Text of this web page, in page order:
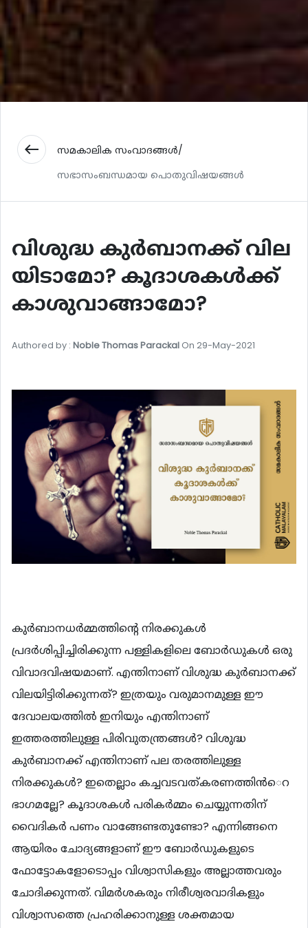
west
സമകാലിക സംവാദങ്ങൾ/
സഭാസംബന്ധമായ പൊതുവിഷയങ്ങൾ
വിശുദ്ധ കുര്‍ബാനക്ക് വില
യിടാമോ? കൂദാശകള്‍ക്ക്
കാശുവാങ്ങാമോ?
Authored by : Noble Thomas Parackal On 29-May-2021
കുര്‍ബാനധര്‍മ്മത്തിന്‍റെ നിരക്കുകള്‍
പ്രദര്‍ശിപ്പിച്ചിരിക്കുന്ന പള്ളികളിലെ ബോര്‍ഡുകള്‍ ഒരു
വിവാദവിഷയമാണ്. എന്തിനാണ് വിശുദ്ധ കുര്‍ബാനക്ക്
വിലയിട്ടിരിക്കുന്നത്? ഇത്രയും വരുമാനമുള്ള ഈ
ദേവാലയത്തില്‍ ഇനിയും എന്തിനാണ്
ഇത്തരത്തിലുള്ള പിരിവുതന്ത്രങ്ങള്‍? വിശുദ്ധ
കുര്‍ബാനക്ക് എന്തിനാണ് പല തരത്തിലുള്ള
നിരക്കുകള്‍? ഇതെല്ലാം കച്ചവടവത്കരണത്തിന്‍െറ
ഭാഗമല്ലേ? കൂദാശകള്‍ പരികര്‍മ്മം ചെയ്യുന്നതിന്
വൈദികര്‍ പണം വാങ്ങേണ്ടതുണ്ടോ? എന്നിങ്ങനെ
ആയിരം ചോദ്യങ്ങളാണ് ഈ ബോര്‍ഡുകളുടെ
ഫോട്ടോകളോടൊപ്പം വിശ്വാസികളും അല്ലാത്തവരും
ചോദിക്കുന്നത്. വിമര്‍ശകരും നിരീശ്വരവാദികളും
വിശ്വാസത്തെ പ്രഹരിക്കാനുള്ള ശക്തമായ